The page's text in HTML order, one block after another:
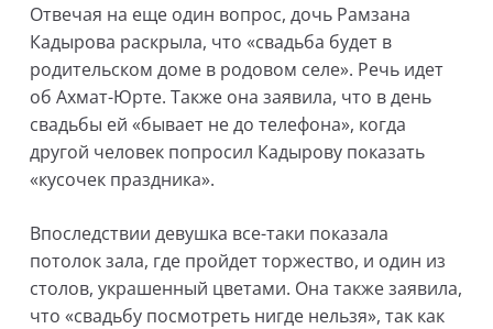
Отвечая на еще один вопрос, дочь Рамзана
Кадырова раскрыла, что «свадьба будет в
родительском доме в родовом селе». Речь идет
об Ахмат-Юрте. Также она заявила, что в день
свадьбы ей «бывает не до телефона», когда
другой человек попросил Кадырову показать
«кусочек праздника».
Впоследствии девушка все-таки показала
потолок зала, где пройдет торжество, и один из
столов, украшенный цветами. Она также заявила,
что «свадьбу посмотреть нигде нельзя», так как